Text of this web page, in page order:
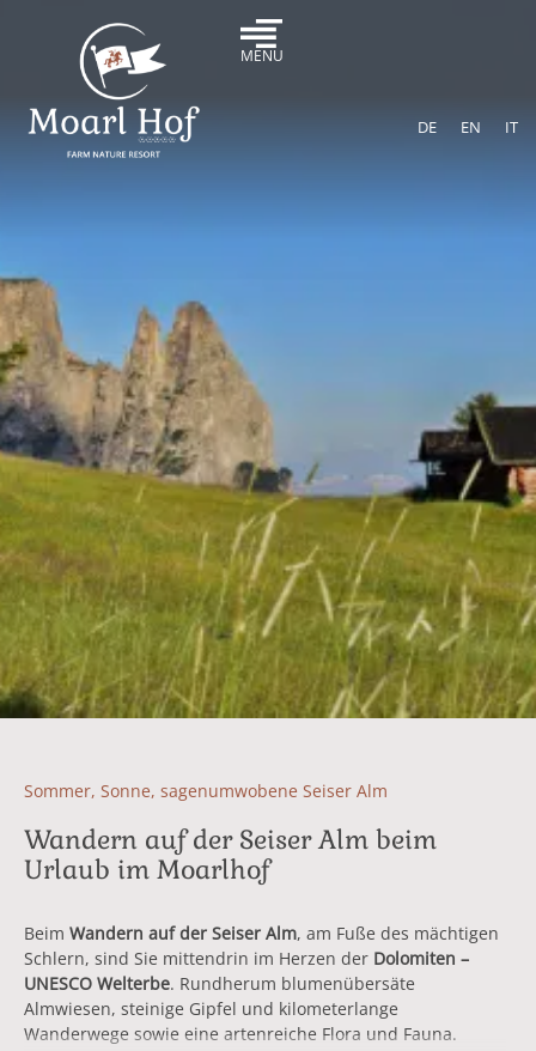
MENU
DE EN IT
Wandern auf der Seiser Alm beim
Urlaub im Moarlhof
Sommer, Sonne, sagenumwobene Seiser Alm
Beim Wandern auf der Seiser Alm, am Fuße des mächtigen
Schlern, sind Sie mittendrin im Herzen der Dolomiten –
UNESCO Welterbe. Rundherum blumenübersäte
Almwiesen, steinige Gipfel und kilometerlange
Wanderwege sowie eine artenreiche Flora und Fauna.